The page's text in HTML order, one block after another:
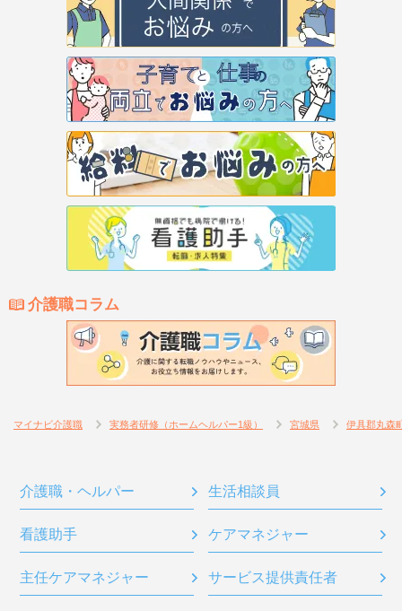
介護職コラム
マイナビ介護職 実務者研修（ホームヘルパー1級） 宮城県 伊具郡丸森
介護職・ヘルパー 生活相談員
看護助手 ケアマネジャー
主任ケアマネジャー サービス提供責任者